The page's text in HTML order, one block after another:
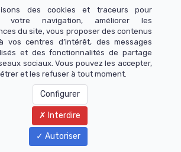
de confidentialité
PAS A MA COM domiciliée au 316 rue Saint-
au registre du commerce et des société
sous le numéro SIRET n°838 045 912
M. Élie COHEN en qualité de président et
des cookies et traceurs pour
votre navigation, améliorer les
du site, vous proposer des contenus
vos centres d’intérêt, des messages
et des fonctionnalités de partage
sociaux. Vous pouvez les accepter,
et les refuser à tout moment.
Configurer
Interdire
Autoriser